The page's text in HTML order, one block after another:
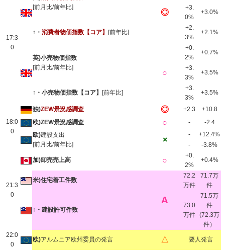
17:3
0
[前月比/前年比]
◎
+3.
0%
+3.0%
↑・ 消費者物価指数 【コア】 [前年比]
+2.
3%
+2.1%
英)小売物価指数
[前月比/前年比]
○
+0.
2%
+0.7%
+3.
3%
+3.5%
↑・小売物価指数【コア】 [前年比]
+3.
3%
+3.5%
18:0
0
独)ZEW景況感調査 ◎ +2.3
+10.8
欧)ZEW景況感調査
○ -
-2.4
欧)建設支出
[前月比/前年比]
×
-
+12.4%
-
-3.8%
21:3
0
加)卸売売上高 ○
+0.
2%
+0.4%
米)住宅着工件数
A
72.2
万件
71.7万
件
↑・ 建設許可件数
73.0
万件
71.5万
件
(72.3万
件）
22:0
0
欧)アルムニア欧州委員の発言 △ 要人発言